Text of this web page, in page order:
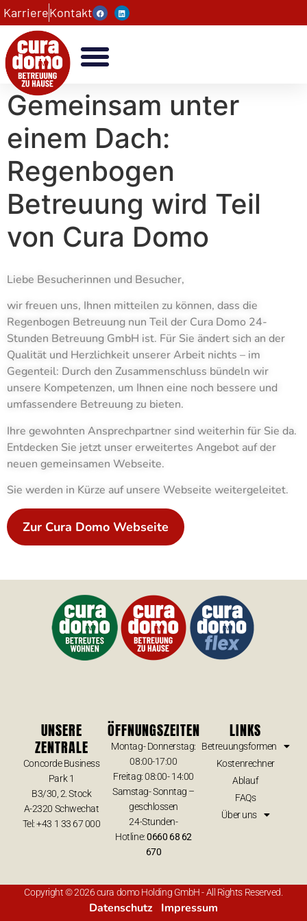
KarriereKontakt
Gemeinsam unter
einem Dach:
Regenbogen
Betreuung wird Teil
von Cura Domo
Liebe Besucherinnen und Besucher,
wir freuen uns, Ihnen mitteilen zu können, dass die
Regenbogen Betreuung nun Teil der Cura Domo 24-
Stunden Betreuung GmbH ist. Für Sie ändert sich an der
Qualität und Herzlichkeit unserer Arbeit nichts – im
Gegenteil: Durch den Zusammenschluss bündeln wir
unsere Kompetenzen, um Ihnen eine noch bessere und
umfassendere Betreuung zu bieten.
Ihre gewohnten Ansprechpartner sind weiterhin für Sie da.
Entdecken Sie jetzt unser erweitertes Angebot auf der
neuen gemeinsamen Webseite.
Sie werden in Kürze auf unsere Webseite weitergeleitet.
Zur Cura Domo Webseite
UNSERE
ZENTRALE
Concorde Business
Park 1
B3/30, 2. Stock
A-2320 Schwechat
Tel: +43 1 33 67 000
ÖFFNUNGSZEITEN
Montag- Donnerstag:
08:00-17:00
Freitag: 08:00- 14:00
Samstag- Sonntag –
geschlossen
24-Stunden-
Hotline:0660 68 62
670
LINKS
Betreuungsformen
Kostenrechner
Ablauf
FAQs
Über uns
Copyright © 2026 cura domo Holding GmbH - All Rights Reserved.
Datenschutz Impressum